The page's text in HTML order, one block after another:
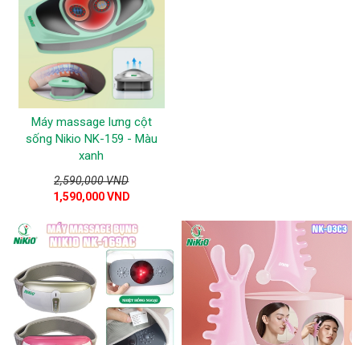
Máy massage lưng cột
sống Nikio NK-159 - Màu
xanh
2,590,000 VND
1,590,000 VND